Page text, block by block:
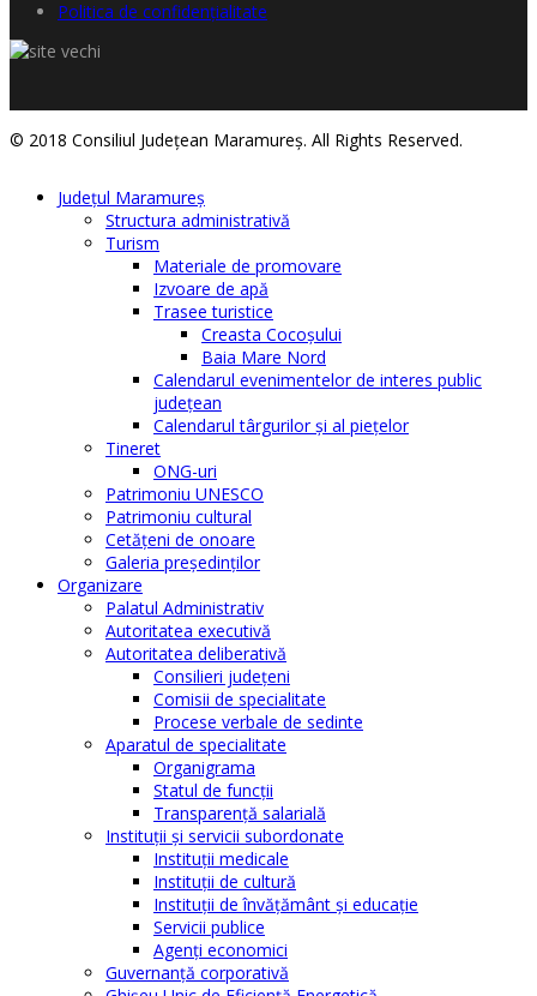
Politica de confidențialitate
© 2018 Consiliul Judeţean Maramureş. All Rights Reserved.
Judeţul Maramureş
Structura administrativă
Turism
Materiale de promovare
Izvoare de apă
Trasee turistice
Creasta Cocoșului
Baia Mare Nord
Calendarul evenimentelor de interes public
judeţean
Calendarul târgurilor şi al pieţelor
Tineret
ONG-uri
Patrimoniu UNESCO
Patrimoniu cultural
Cetăţeni de onoare
Galeria președinților
Organizare
Palatul Administrativ
Autoritatea executivă
Autoritatea deliberativă
Consilieri judeţeni
Comisii de specialitate
Procese verbale de sedinte
Aparatul de specialitate
Organigrama
Statul de funcții
Transparență salarială
Instituţii şi servicii subordonate
Instituţii medicale
Instituţii de cultură
Instituţii de învăţământ şi educaţie
Servicii publice
Agenţi economici
Guvernanță corporativă